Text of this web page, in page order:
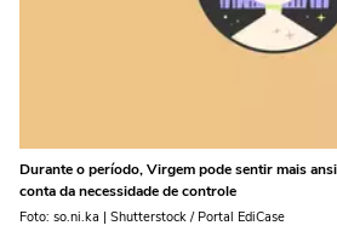
Durante o período, Virgem pode sentir mais
conta da necessidade de controle
Foto: so.ni.ka | Shutterstock / Portal EdiCase